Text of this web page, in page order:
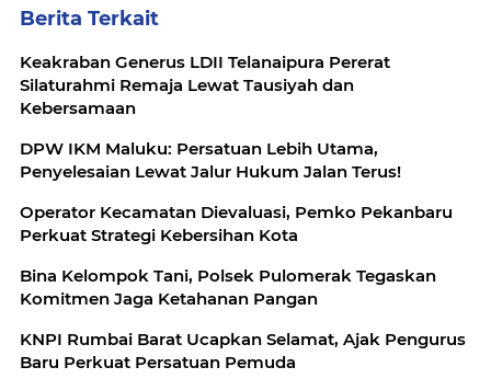
Berita Terkait
Keakraban Generus LDII Telanaipura Pererat
Silaturahmi Remaja Lewat Tausiyah dan
Kebersamaan
DPW IKM Maluku: Persatuan Lebih Utama,
Penyelesaian Lewat Jalur Hukum Jalan Terus!
Operator Kecamatan Dievaluasi, Pemko Pekanbaru
Perkuat Strategi Kebersihan Kota
Bina Kelompok Tani, Polsek Pulomerak Tegaskan
Komitmen Jaga Ketahanan Pangan
KNPI Rumbai Barat Ucapkan Selamat, Ajak Pengurus
Baru Perkuat Persatuan Pemuda